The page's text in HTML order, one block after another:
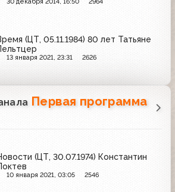
(ЦТ, 05.11.1984) 80 лет Татьяне
13 января 2021, 23:31 2626
Первая программа
(ЦТ, 30.07.1974) Константин
10 января 2021, 03:05 2546